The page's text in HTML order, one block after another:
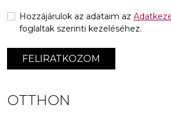
FELIRATKOZOM
Hozzájárulok az adataim az
foglaltak szerinti kezeléséhez.
OTTHON